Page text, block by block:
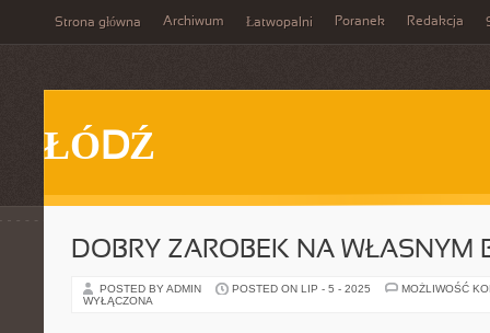
Strona główna Archiwum Łatwopalni Poranek Redakcja
ŁÓDŹ
DOBRY ZAROBEK NA WŁASNYM
POSTED BY ADMIN POSTED ON LIP - 5 - 2025
MOŻLIWOŚĆ
WYŁĄCZONA